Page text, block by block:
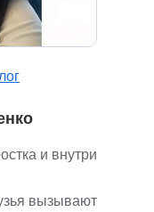
и внутри
вызывают